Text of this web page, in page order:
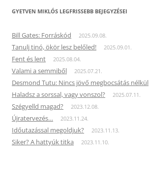
GYETVEN MIKLÓS LEGFRISSEBB BEJEGYZÉSEI
Bill Gates: Forráskód 2025.09.08.
Tanulj tinó, ökör lesz belőled! 2025.09.01.
Fent és lent 2025.08.04.
Valami a semmiből 2025.07.21.
Desmond Tutu: Nincs jövő megbocsátás nélkül
Haladsz a sorssal, vagy vonszol? 2025.07.11.
Szégyelld magad? 2023.12.08.
Újratervezés… 2023.11.24.
Időutazással megoldjuk? 2023.11.13.
Siker? A hattyúk titka 2023.11.10.